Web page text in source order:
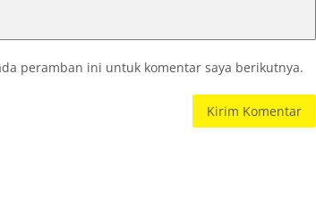
peramban ini untuk komentar saya berikutnya.